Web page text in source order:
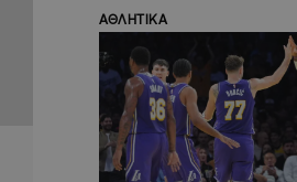
ΑΘΛΗΤΙΚΑ